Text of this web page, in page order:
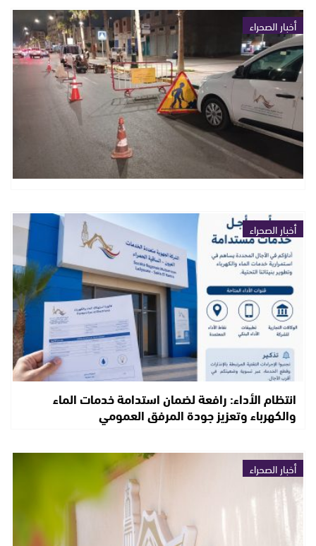
أخبار الصحراء
أخبار الصحراء
انتظام الأداء: رافعة لضمان استدامة خدمات الماء
والكهرباء وتعزيز جودة المرفق العمومي
أخبار الصحراء